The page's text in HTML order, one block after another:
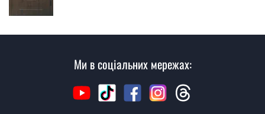
згідно з чергою, у всі дні крім неділі.
Фентезі?
Вартість встановлення дверей Фентезі - від 1600 грн.
Як швидко можете встановити двері
Фентезі?
Ми в соціальних мережах: